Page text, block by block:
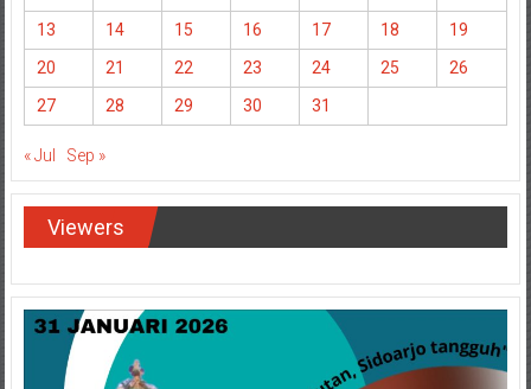
13
14 15 16 17 18
19
20
21 22 23 24 25
26
27
28 29 30 31
« Jul Sep »
Viewers